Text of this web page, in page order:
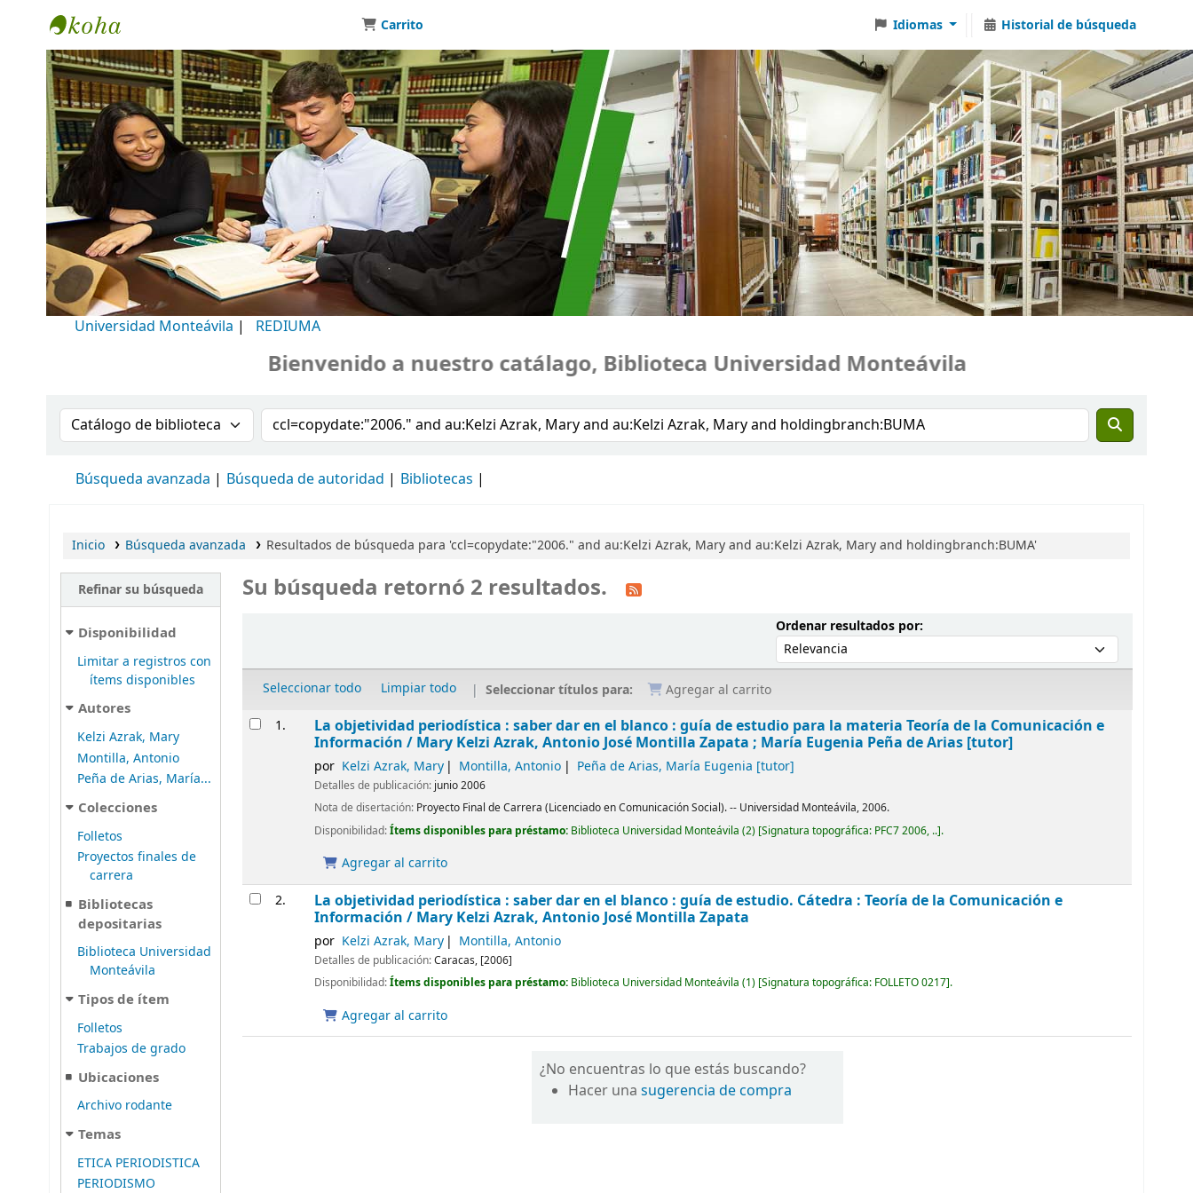
Biblioteca Universidad Monteávila
Carrito Idiomas Historial de búsqueda
Universidad Monteávila | REDIUMA
Bienvenido a nuestro catálago, Biblioteca Universidad Monteávila
Buscar en el catálogo por:Buscar en el catálogo
Búsqueda avanzada Búsqueda de autoridad Bibliotecas
Inicio Búsqueda avanzada Resultados de búsqueda para 'ccl=copydate:"2006." and au:Kelzi Azrak, Mary and au:Kelzi Azrak, Mary and holdingbranch:BUMA'
Refinar su búsqueda
Disponibilidad
Limitar a registros con
ítems disponibles
Autores
Kelzi Azrak, Mary
Montilla, Antonio
Peña de Arias, María...
Colecciones
Folletos
Proyectos finales de
carrera
Bibliotecas
depositarias
Biblioteca Universidad
Monteávila
Tipos de ítem
Folletos
Trabajos de grado
Ubicaciones
Archivo rodante
Temas
ETICA PERIODISTICA
PERIODISMO
Su búsqueda retornó 2 resultados.
Ordenar resultados por:Ordenar por:
Seleccionar todo Limpiar todo Seleccionar títulos para: Agregar al carrito
Resultados
1.
La objetividad periodística : saber dar en el blanco : guía de estudio para la materia Teoría de la Comunicación e
Información / Mary Kelzi Azrak, Antonio José Montilla Zapata ; María Eugenia Peña de Arias [tutor]
por Kelzi Azrak, Mary Montilla, Antonio Peña de Arias, María Eugenia [tutor]
Detalles de publicación: junio 2006
Nota de disertación: Proyecto Final de Carrera (Licenciado en Comunicación Social). -- Universidad Monteávila, 2006.
Disponibilidad:Ítems disponibles para préstamo: Biblioteca Universidad Monteávila (2) Signatura topográfica: PFC7 2006, .. .
Agregar al carrito
2.
La objetividad periodística : saber dar en el blanco : guía de estudio. Cátedra : Teoría de la Comunicación e
Información / Mary Kelzi Azrak, Antonio José Montilla Zapata
por Kelzi Azrak, Mary Montilla, Antonio
Detalles de publicación:Caracas, [2006]
Disponibilidad:Ítems disponibles para préstamo: Biblioteca Universidad Monteávila (1) Signatura topográfica: FOLLETO 0217 .
Agregar al carrito
¿No encuentras lo que estás buscando?
Hacer unasugerencia de compra